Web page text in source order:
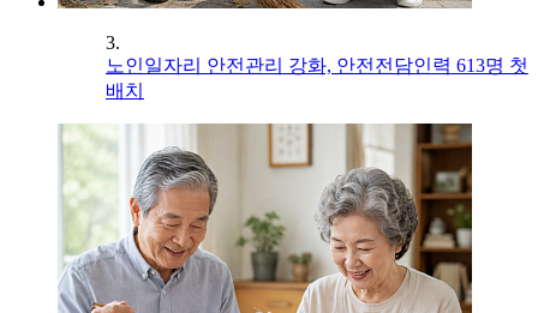
3.
노인일자리 안전관리 강화, 안전전담인력 613명 첫
배치